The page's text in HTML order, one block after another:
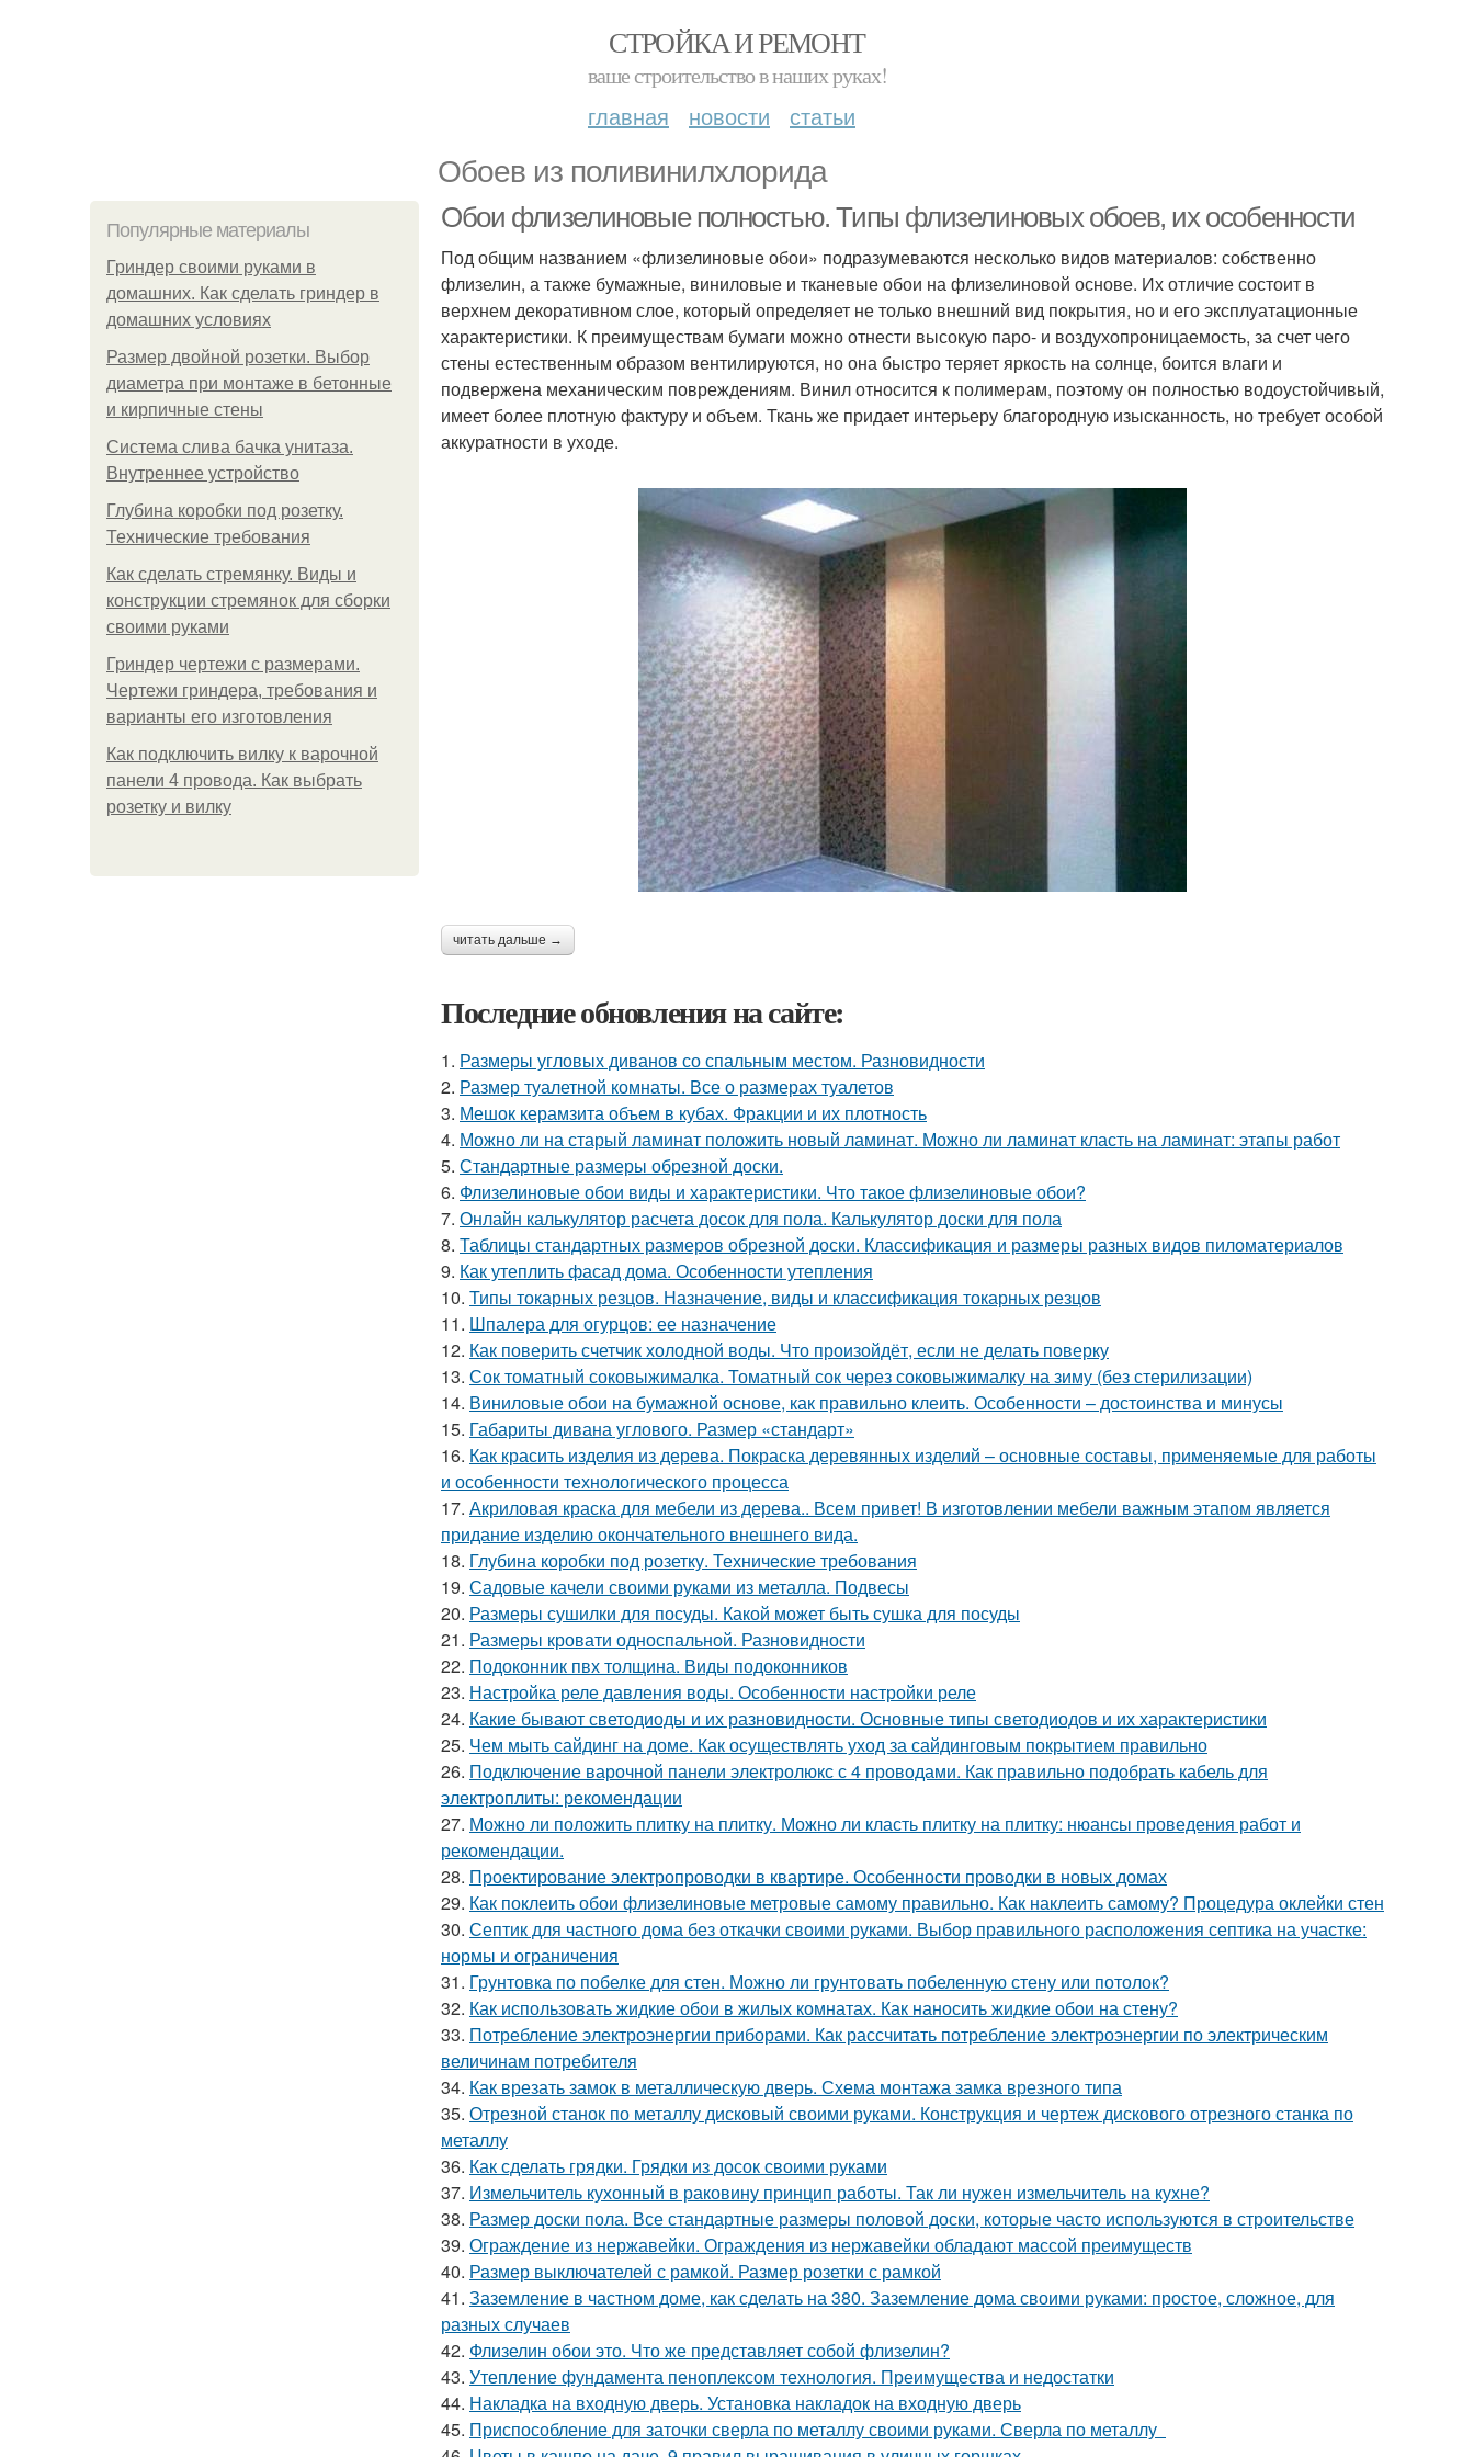
СТРОЙКА И РЕМОНТ
ваше строительство в наших руках!
главная новости статьи
Обоев из поливинилхлорида
Популярные материалы
Гриндер своими руками в
домашних. Как сделать гриндер в
домашних условиях
Размер двойной розетки. Выбор
диаметра при монтаже в бетонные
и кирпичные стены
Система слива бачка унитаза.
Внутреннее устройство
Глубина коробки под розетку.
Технические требования
Как сделать стремянку. Виды и
конструкции стремянок для сборки
своими руками
Гриндер чертежи с размерами.
Чертежи гриндера, требования и
варианты его изготовления
Как подключить вилку к варочной
панели 4 провода. Как выбрать
розетку и вилку
Обои флизелиновые полностью. Типы флизелиновых обоев, их особенности
Под общим названием «флизелиновые обои» подразумеваются несколько видов материалов: собственно
флизелин, а также бумажные, виниловые и тканевые обои на флизелиновой основе. Их отличие состоит в
верхнем декоративном слое, который определяет не только внешний вид покрытия, но и его эксплуатационные
характеристики. К преимуществам бумаги можно отнести высокую паро- и воздухопроницаемость, за счет чего
стены естественным образом вентилируются, но она быстро теряет яркость на солнце, боится влаги и
подвержена механическим повреждениям. Винил относится к полимерам, поэтому он полностью водоустойчивый,
имеет более плотную фактуру и объем. Ткань же придает интерьеру благородную изысканность, но требует особой
аккуратности в уходе.
читать дальше →
Последние обновления на сайте:
1. Размеры угловых диванов со спальным местом. Разновидности
2. Размер туалетной комнаты. Все о размерах туалетов
3. Мешок керамзита объем в кубах. Фракции и их плотность
4. Можно ли на старый ламинат положить новый ламинат. Можно ли ламинат класть на ламинат: этапы работ
5. Стандартные размеры обрезной доски.
6. Флизелиновые обои виды и характеристики. Что такое флизелиновые обои?
7. Онлайн калькулятор расчета досок для пола. Калькулятор доски для пола
8. Таблицы стандартных размеров обрезной доски. Классификация и размеры разных видов пиломатериалов
9. Как утеплить фасад дома. Особенности утепления
10. Типы токарных резцов. Назначение, виды и классификация токарных резцов
11. Шпалера для огурцов: ее назначение
12. Как поверить счетчик холодной воды. Что произойдёт, если не делать поверку
13. Сок томатный соковыжималка. Томатный сок через соковыжималку на зиму (без стерилизации)
14. Виниловые обои на бумажной основе, как правильно клеить. Особенности – достоинства и минусы
15. Габариты дивана углового. Размер «стандарт»
16. Как красить изделия из дерева. Покраска деревянных изделий – основные составы, применяемые для работы
и особенности технологического процесса
17. Акриловая краска для мебели из дерева.. Всем привет! В изготовлении мебели важным этапом является
придание изделию окончательного внешнего вида.
18. Глубина коробки под розетку. Технические требования
19. Садовые качели своими руками из металла. Подвесы
20. Размеры сушилки для посуды. Какой может быть сушка для посуды
21. Размеры кровати односпальной. Разновидности
22. Подоконник пвх толщина. Виды подоконников
23. Настройка реле давления воды. Особенности настройки реле
24. Какие бывают светодиоды и их разновидности. Основные типы светодиодов и их характеристики
25. Чем мыть сайдинг на доме. Как осуществлять уход за сайдинговым покрытием правильно
26. Подключение варочной панели электролюкс с 4 проводами. Как правильно подобрать кабель для
электроплиты: рекомендации
27. Можно ли положить плитку на плитку. Можно ли класть плитку на плитку: нюансы проведения работ и
рекомендации.
28. Проектирование электропроводки в квартире. Особенности проводки в новых домах
29. Как поклеить обои флизелиновые метровые самому правильно. Как наклеить самому? Процедура оклейки стен
30. Септик для частного дома без откачки своими руками. Выбор правильного расположения септика на участке:
нормы и ограничения
31. Грунтовка по побелке для стен. Можно ли грунтовать побеленную стену или потолок?
32. Как использовать жидкие обои в жилых комнатах. Как наносить жидкие обои на стену?
33. Потребление электроэнергии приборами. Как рассчитать потребление электроэнергии по электрическим
величинам потребителя
34. Как врезать замок в металлическую дверь. Схема монтажа замка врезного типа
35. Отрезной станок по металлу дисковый своими руками. Конструкция и чертеж дискового отрезного станка по
металлу
36. Как сделать грядки. Грядки из досок своими руками
37. Измельчитель кухонный в раковину принцип работы. Так ли нужен измельчитель на кухне?
38. Размер доски пола. Все стандартные размеры половой доски, которые часто используются в строительстве
39. Ограждение из нержавейки. Ограждения из нержавейки обладают массой преимуществ
40. Размер выключателей с рамкой. Размер розетки с рамкой
41. Заземление в частном доме, как сделать на 380. Заземление дома своими руками: простое, сложное, для
разных случаев
42. Флизелин обои это. Что же представляет собой флизелин?
43. Утепление фундамента пеноплексом технология. Преимущества и недостатки
44. Накладка на входную дверь. Установка накладок на входную дверь
45. Приспособление для заточки сверла по металлу своими руками. Сверла по металлу